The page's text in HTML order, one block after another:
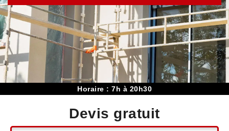
Horaire : 7h à 20h30
Devis gratuit